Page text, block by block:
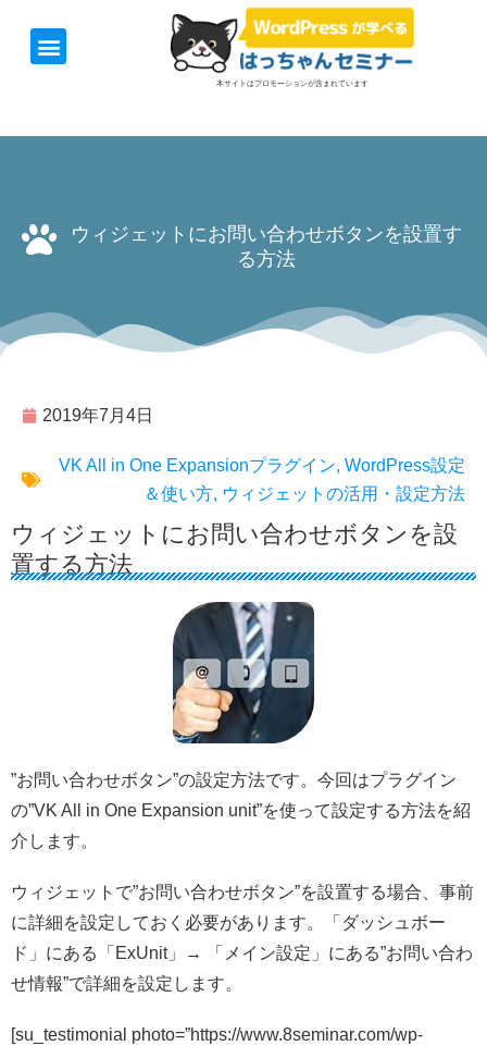
本サイトはプロモーションが含まれています
ウィジェットにお問い合わせボタンを設置す
る方法
2019年7月4日
VK All in One Expansionプラグイン, WordPress設定
＆使い方, ウィジェットの活用・設定方法
ウィジェットにお問い合わせボタンを設
置する方法
”お問い合わせボタン”の設定方法です。今回はプラグイン
の”VK All in One Expansion unit”を使って設定する方法を紹
介します。
ウィジェットで”お問い合わせボタン”を設置する場合、事前
に詳細を設定しておく必要があります。「ダッシュボー
ド」にある「ExUnit」→ 「メイン設定」にある”お問い合わ
せ情報”で詳細を設定します。
[su_testimonial photo=”https://www.8seminar.com/wp-